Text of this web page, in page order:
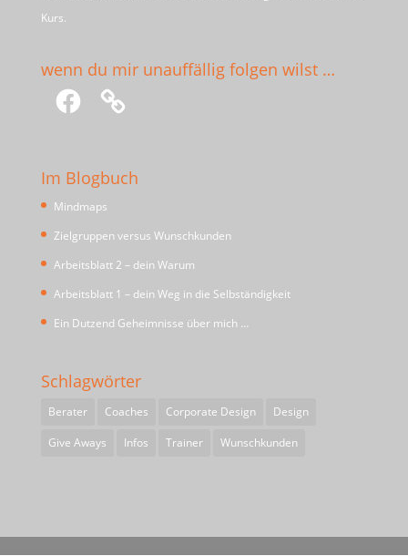
Kurs.
wenn du mir unauffällig folgen wilst …
Facebook
Im Blogbuch
Mindmaps
Zielgruppen versus Wunschkunden
Arbeitsblatt 2 – dein Warum
Arbeitsblatt 1 – dein Weg in die Selbständigkeit
Ein Dutzend Geheimnisse über mich …
Schlagwörter
Berater Coaches Corporate Design
Design
Give Aways
Infos Trainer Wunschkunden